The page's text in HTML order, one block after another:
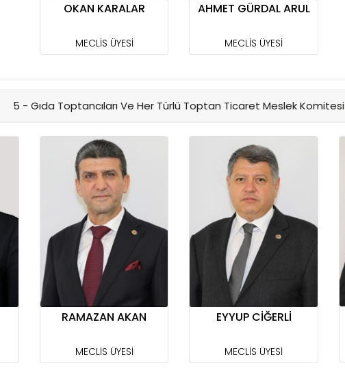
OKAN KARALAR
MECLİS ÜYESİ
AHMET GÜRDAL ARUL
MECLİS ÜYESİ
5 - Gıda Toptancıları Ve Her Türlü Toptan Ticaret Meslek Komitesi
RAMAZAN AKAN
MECLİS ÜYESİ
EYYUP CİĞERLİ
MECLİS ÜYESİ